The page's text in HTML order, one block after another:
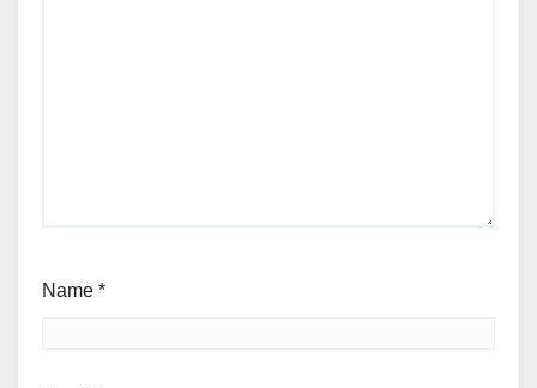
Name *